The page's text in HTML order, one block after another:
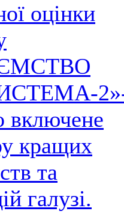
оцінки
включене
кращих
та
галузі.